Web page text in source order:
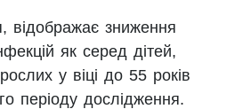
відображає зниження
як серед дітей,
у віці до 55 років
періоду дослідження.